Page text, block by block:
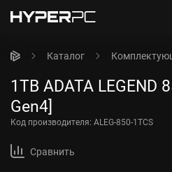
Каталог
1TB ADATA LEGEND
Gen4]
Код производителя: ALEG-850-1TCS
Сравнить